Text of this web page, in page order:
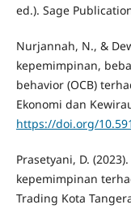
ed.). Sage
Nurjannah, N., &
kepemimpinan,
behavior (OCB)
Ekonomi dan
https://doi.org/
Prasetyani, D.
kepemimpinan
Trading Kota